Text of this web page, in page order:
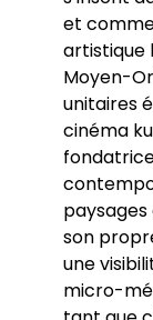
et
artistique
Moyen-
unitaires
cinéma
son
une
micro-